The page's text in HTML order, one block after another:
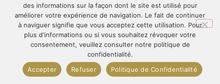
des informations sur la façon dont le site est utilisé pour
améliorer votre expérience de navigation. Le fait de continuer
à naviguer signifie que vous acceptez cette utilisation. Pour
plus d'informations ou si vous souhaitez révoquer votre
consentement, veuillez consulter notre politique de
confidentialité.
Accepter
Refuser Politique de Confidentialité